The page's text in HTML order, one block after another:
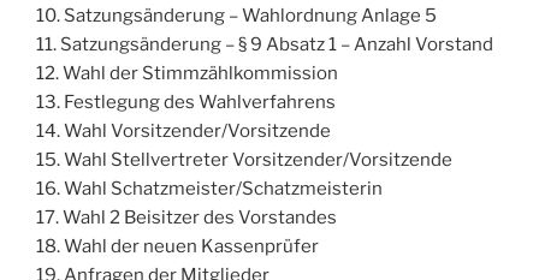
10. Satzungsänderung – Wahlordnung Anlage 5
11. Satzungsänderung – § 9 Absatz 1 – Anzahl Vorstand
12. Wahl der Stimmzählkommission
13. Festlegung des Wahlverfahrens
14. Wahl Vorsitzender/Vorsitzende
15. Wahl Stellvertreter Vorsitzender/Vorsitzende
16. Wahl Schatzmeister/Schatzmeisterin
17. Wahl 2 Beisitzer des Vorstandes
18. Wahl der neuen Kassenprüfer
19. Anfragen der Mitglieder